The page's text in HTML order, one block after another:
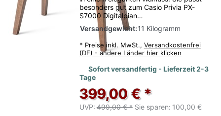
besonders gut zum Casio Privia PX-
S7000 Digitalpian…
Versandgewicht:11 Kilogramm
* Preise inkl. MwSt., Versandkostenfrei
(DE) - andere Länder hier klicken
Sofort versandfertig - Lieferzeit 2-3
Tage
399,00 € *
UVP: 499,00 € * Sie sparen: 100,00 €